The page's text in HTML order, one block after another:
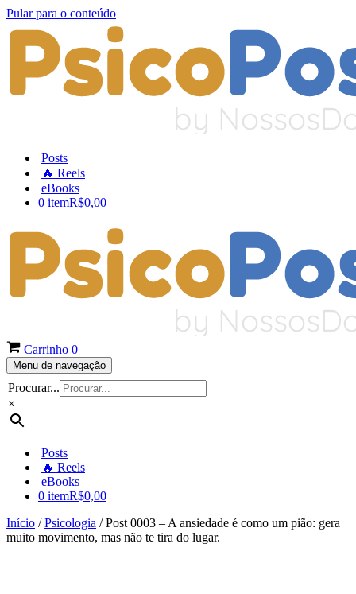
Pular para o conteúdo
Posts
🔥 Reels
eBooks
0 itemR$0,00
Carrinho 0
Menu de navegação
Procurar...
×
Posts
🔥 Reels
eBooks
0 itemR$0,00
Início /Psicologia / Post 0003 – A ansiedade é como um pião: gera
muito movimento, mas não te tira do lugar.